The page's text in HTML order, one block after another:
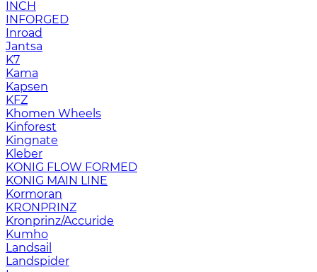
INCH
INFORGED
Inroad
Jantsa
K7
Kama
Kapsen
KFZ
Khomen Wheels
Kinforest
Kingnate
Kleber
KONIG FLOW FORMED
KONIG MAIN LINE
Kormoran
KRONPRINZ
Kronprinz/Accuride
Kumho
Landsail
Landspider